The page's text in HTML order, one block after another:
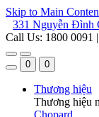
Skip to Main
331 Nguyễn Đình
Call Us: 1800 0091
0 0
Thương hiệu
Thương hiệu
Chopard